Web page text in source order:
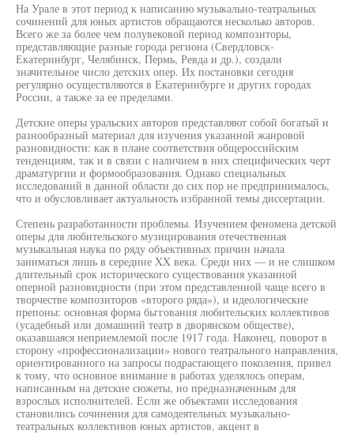
На Урале в этот период к написанию музыкально-театральных
сочинений для юных артистов обращаются несколько авторов.
Всего же за более чем полувековой период композиторы,
представляющие разные города региона (Свердловск-
Екатеринбург, Челябинск, Пермь, Ревда и др.), создали
значительное число детских опер. Их постановки сегодня
регулярно осуществляются в Екатеринбурге и других городах
России, а также за ее пределами.
Детские оперы уральских авторов представляют собой богатый и
разнообразный материал для изучения указанной жанровой
разновидности: как в плане соответствия общероссийским
тенденциям, так и в связи с наличием в них специфических черт
драматургии и формообразования. Однако специальных
исследований в данной области до сих пор не предпринималось,
что и обусловливает актуальность избранной темы диссертации.
Степень разработанности проблемы. Изучением феномена детской
оперы для любительского музицирования отечественная
музыкальная наука по ряду объективных причин начала
заниматься лишь в середине XX века. Среди них — и не слишком
длительный срок исторического существования указанной
оперной разновидности (при этом представленной чаще всего в
творчестве композиторов «второго ряда»), и идеологические
препоны: основная форма бьггования любительских коллективов
(усадебный или домашний театр в дворянском обществе),
оказавшаяся неприемлемой после 1917 года. Наконец, поворот в
сторону «профессионализации» нового театрального направления,
ориентированного на запросы подрастающего поколения, привел
к тому, что основное внимание в работах уделялось операм,
написанным на детские сюжеты, но предназначенным для
взрослых исполнителей. Если же объектами исследования
становились сочинения для самодеятельных музыкально-
театральных коллективов юных артистов, акцент в